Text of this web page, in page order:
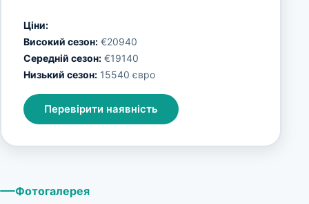
Ціни:
Високий сезон:€20940
Середній сезон:€19140
Низький сезон:15540 євро
Перевірити наявність
Фотогалерея